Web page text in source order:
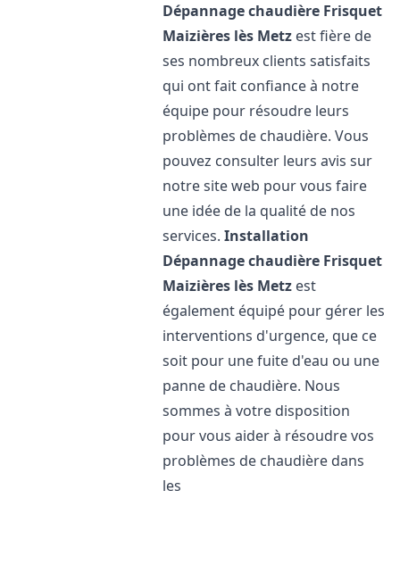
Dépannage chaudière Frisquet
Maizières lès Metz est fière de
ses nombreux clients satisfaits
qui ont fait confiance à notre
équipe pour résoudre leurs
problèmes de chaudière. Vous
pouvez consulter leurs avis sur
notre site web pour vous faire
une idée de la qualité de nos
services.Installation
Dépannage chaudière Frisquet
Maizières lès Metz est
également équipé pour gérer les
interventions d'urgence, que ce
soit pour une fuite d'eau ou une
panne de chaudière. Nous
sommes à votre disposition
pour vous aider à résoudre vos
problèmes de chaudière dans
les